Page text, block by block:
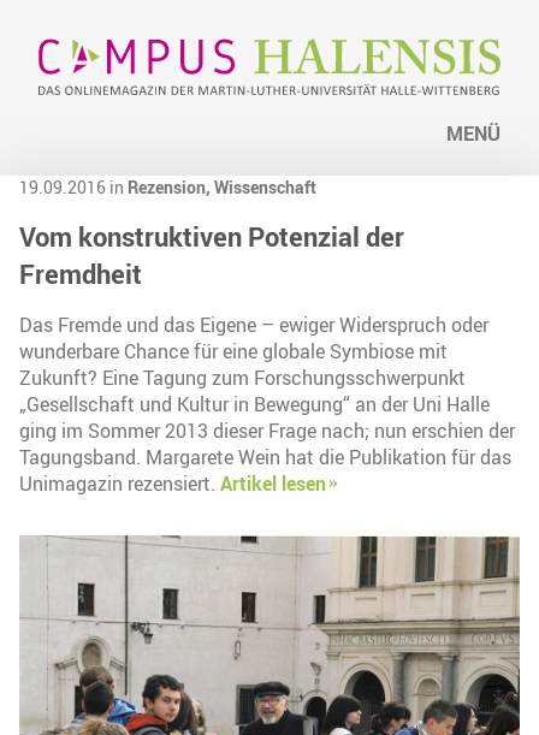
MENÜ
19.09.2016 in Rezension, Wissenschaft
Vom konstruktiven Potenzial der
Fremdheit
Das Fremde und das Eigene – ewiger Widerspruch oder
wunderbare Chance für eine globale Symbiose mit
Zukunft? Eine Tagung zum Forschungsschwerpunkt
„Gesellschaft und Kultur in Bewegung“ an der Uni Halle
ging im Sommer 2013 dieser Frage nach; nun erschien der
Tagungsband. Margarete Wein hat die Publikation für das
Unimagazin rezensiert. Artikel lesen